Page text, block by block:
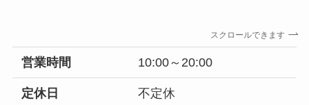
スクロールできます
営業時間 10:00～20:00
定休日
不定休